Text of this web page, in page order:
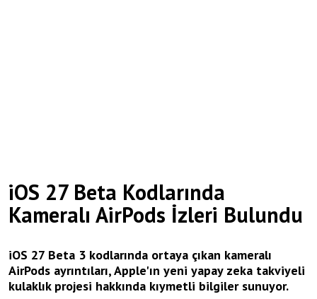
iOS 27 Beta Kodlarında
Kameralı AirPods İzleri Bulundu
iOS 27 Beta 3 kodlarında ortaya çıkan kameralı
AirPods ayrıntıları, Apple'ın yeni yapay zeka takviyeli
kulaklık projesi hakkında kıymetli bilgiler sunuyor.